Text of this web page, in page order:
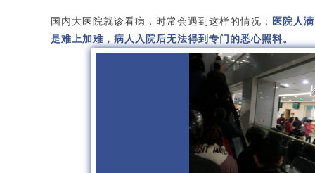
国内大医院就诊看病，时常会遇到这样的情况：
医院人
是难上加难，病人入院后无法得到专门的悉心照料。